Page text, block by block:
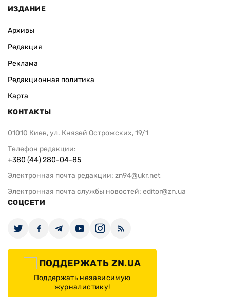
ИЗДАНИЕ
Архивы
Редакция
Реклама
Редакционная политика
Карта
КОНТАКТЫ
01010 Киев, ул. Князей Острожских, 19/1
Телефон редакции:
+380 (44) 280-04-85
Электронная почта редакции: zn94@ukr.net
Электронная почта службы новостей: editor@zn.ua
СОЦСЕТИ
ПОДДЕРЖАТЬ ZN.UA
Поддержать независимую
журналистику!